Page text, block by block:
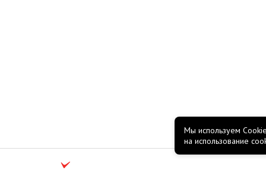
Мы используем
на использование